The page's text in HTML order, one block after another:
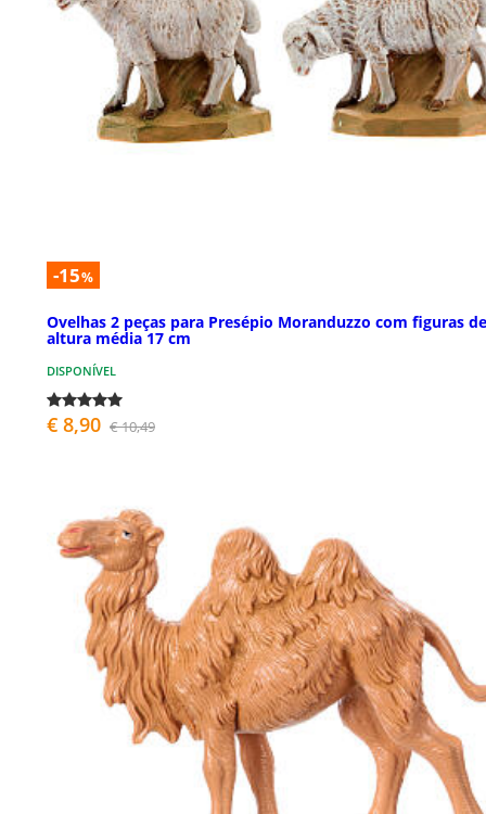
-15%
Ovelhas 2 peças para Presépio Moranduzzo com figuras de
altura média 17 cm
DISPONÍVEL
€ 8,90 € 10,49